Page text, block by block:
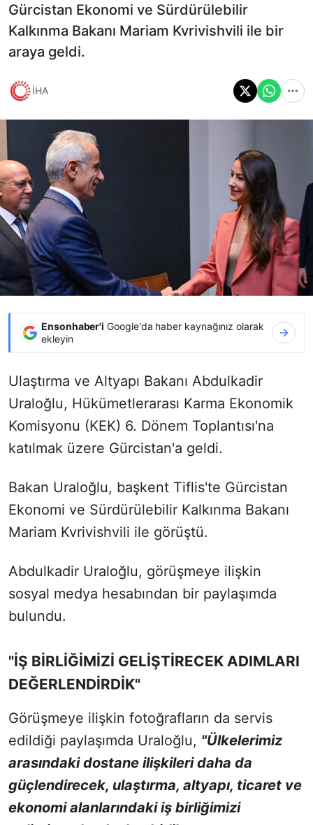
Gürcistan Ekonomi ve Sürdürülebilir
Kalkınma Bakanı Mariam Kvrivishvili ile bir
araya geldi.
İHA
Ensonhaber'i Google'da haber kaynağınız olarak
ekleyin
Ulaştırma ve Altyapı Bakanı Abdulkadir
Uraloğlu, Hükümetlerarası Karma Ekonomik
Komisyonu (KEK) 6. Dönem Toplantısı'na
katılmak üzere Gürcistan'a geldi.
Bakan Uraloğlu, başkent Tiflis'te Gürcistan
Ekonomi ve Sürdürülebilir Kalkınma Bakanı
Mariam Kvrivishvili ile görüştü.
Abdulkadir Uraloğlu, görüşmeye ilişkin
sosyal medya hesabından bir paylaşımda
bulundu.
"İŞ BİRLİĞİMİZİ GELİŞTİRECEK ADIMLARI
DEĞERLENDİRDİK"
Görüşmeye ilişkin fotoğrafların da servis
edildiği paylaşımda Uraloğlu, "Ülkelerimiz
arasındaki dostane ilişkileri daha da
güçlendirecek, ulaştırma, altyapı, ticaret ve
ekonomi alanlarındaki iş birliğimizi